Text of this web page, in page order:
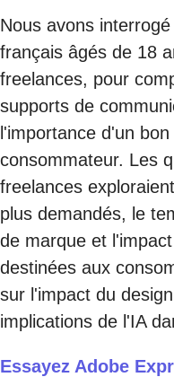
Nous avons
français âgés de 18
freelances, pour
supports de
l'importance d'un
consommateur. Les
freelances
plus demandés, le
de marque et
destinées aux
sur l'impact du
implications de l'IA
Essayez Adobe